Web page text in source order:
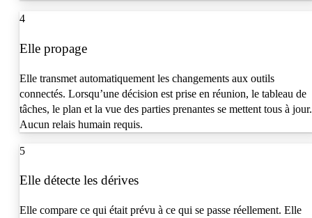
4
Elle propage
Elle transmet automatiquement les changements aux outils
connectés. Lorsqu’une décision est prise en réunion, le tableau de
tâches, le plan et la vue des parties prenantes se mettent tous à jour.
Aucun relais humain requis.
5
Elle détecte les dérives
Elle compare ce qui était prévu à ce qui se passe réellement. Elle